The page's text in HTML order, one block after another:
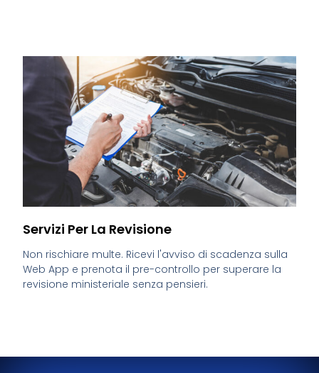
Servizi Per La Revisione
Non rischiare multe. Ricevi l'avviso di scadenza sulla
Web App e prenota il pre-controllo per superare la
revisione ministeriale senza pensieri.